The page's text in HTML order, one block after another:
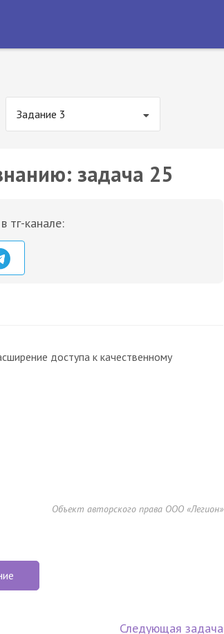
Задание 3
задача 25
тг-канале:
доступа к качественному
Объект авторского права ООО «Легион»
Следующая задача